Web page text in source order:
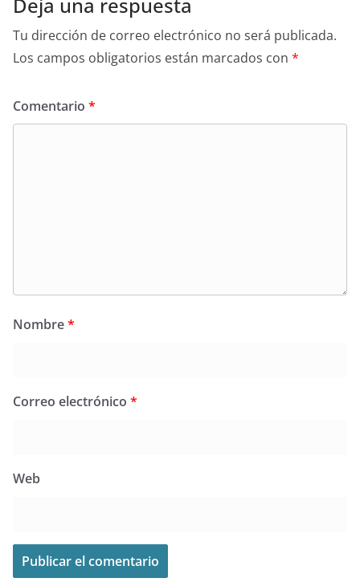
Deja una respuesta
Tu dirección de correo electrónico no será publicada.
Los campos obligatorios están marcados con *
Comentario *
Nombre*
Correo electrónico *
Web